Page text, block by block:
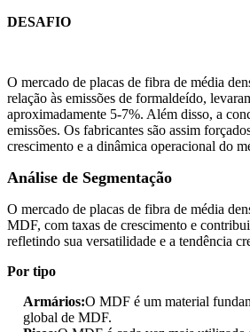
DESAFIO
O mercado de placas de fibra de média
relação às emissões de formaldeído,
aproximadamente 5-7%. Além disso, a
emissões. Os fabricantes são assim
crescimento e a dinâmica operacional do
Análise de Segmentação
O mercado de placas de fibra de média
MDF, com taxas de crescimento e
refletindo sua versatilidade e a tendência
Por tipo
Armários:O MDF é um material
global de MDF.